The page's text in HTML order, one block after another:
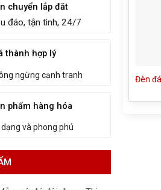
chuyển lắp đăt
đáo, tận tình, 24/7
thành hợp lý
ngừng cạnh tranh
phẩm hàng hóa
và phong phú
Đèn